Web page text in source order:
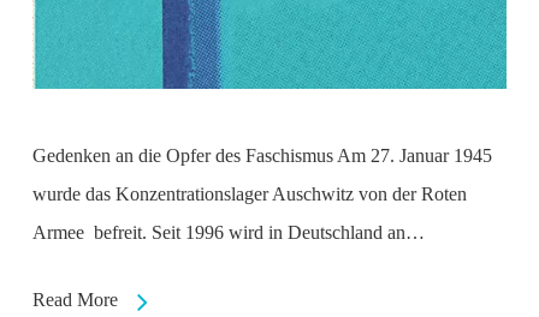
Gedenken an die Opfer des Faschismus Am 27. Januar 1945
wurde das Konzentrationslager Auschwitz von der Roten
Armee befreit. Seit 1996 wird in Deutschland an…
Read More